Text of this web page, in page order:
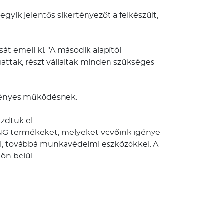
jelentős sikertényezőt a felkészült,
emeli ki. "A második alapítói
részt vállaltak minden szükséges
működésnek.
el.
termékeket, melyeket vevőink igénye
továbbá munkavédelmi eszközökkel. A
belül.